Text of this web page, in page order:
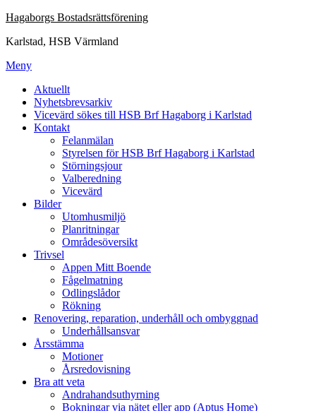
Hoppa
innehåll
Hagaborgs Bostadsrättsförening
Karlstad, HSB Värmland
Meny
Aktuellt
Nyhetsbrevsarkiv
Vicevärd sökes till HSB Brf Hagaborg i Karlstad
Kontakt
Felanmälan
Styrelsen för HSB Brf Hagaborg i Karlstad
Störningsjour
Valberedning
Vicevärd
Bilder
Utomhusmiljö
Planritningar
Områdesöversikt
Trivsel
Appen Mitt Boende
Fågelmatning
Odlingslådor
Rökning
Renovering, reparation, underhåll och ombyggnad
Underhållsansvar
Årsstämma
Motioner
Årsredovisning
Bra att veta
Andrahandsuthyrning
Bokningar via nätet eller app (Aptus Home)